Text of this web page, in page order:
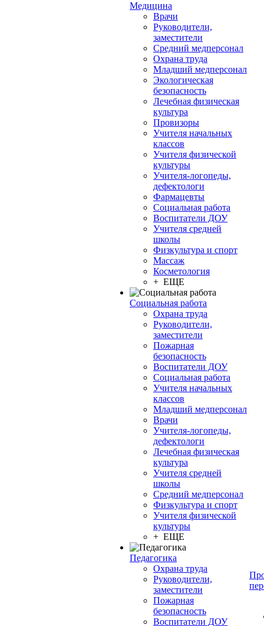
Медицина
Врачи
Руководители,
заместители
Средний медперсонал
Охрана труда
Младший медперсонал
Экологическая
безопасность
Лечебная физическая
культура
Провизоры
Учителя начальных
классов
Учителя физической
культуры
Учителя-логопеды,
дефектологи
Фармацевты
Социальная работа
Воспитатели ДОУ
Учителя средней
школы
Физкультура и спорт
Массаж
Косметология
+ ЕЩЕ
Социальная работа
Охрана труда
Руководители,
заместители
Пожарная
безопасность
Воспитатели ДОУ
Социальная работа
Учителя начальных
классов
Младший медперсонал
Врачи
Учителя-логопеды,
дефектологи
Лечебная физическая
культура
Учителя средней
школы
Средний медперсонал
Физкультура и спорт
Учителя физической
культуры
+ ЕЩЕ
Педагогика
Охрана труда
Руководители,
заместители
Пожарная
безопасность
Воспитатели ДОУ